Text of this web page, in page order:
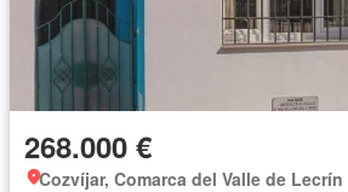
268.000 €
Cozvíjar, Comarca del Valle de Lecrín